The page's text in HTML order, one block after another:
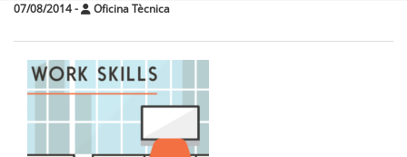
07/08/2014- Oficina Tècnica